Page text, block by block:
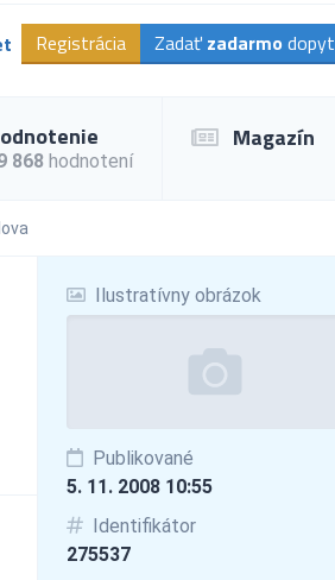
Registrácia Zadať zadarmo dopyt
868 hodnotení
Magazín
Ilustratívny obrázok
Publikované
5. 11. 2008 10:55
Identifikátor
275537